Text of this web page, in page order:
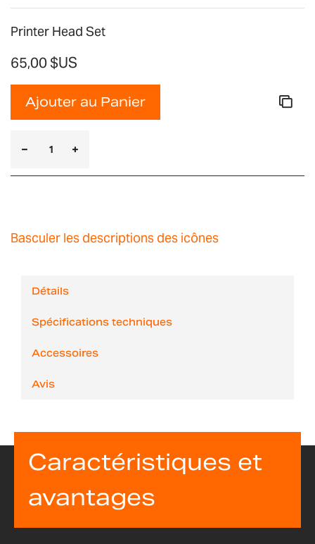
Printer Head Set
65,00 $US
Ajouter au Panier
Basculer les descriptions des icônes
Détails
Spécifications techniques
Accessoires
Avis
Caractéristiques et
avantages